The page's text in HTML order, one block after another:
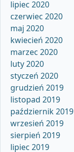
lipiec 2020
czerwiec 2020
maj 2020
kwiecień 2020
marzec 2020
luty 2020
styczeń 2020
grudzień 2019
listopad 2019
październik 2019
wrzesień 2019
sierpień 2019
lipiec 2019